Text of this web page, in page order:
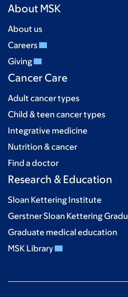
About MSK
About us
Careers
Giving
Cancer Care
Adult cancer types
Child & teen cancer types
Integrative medicine
Nutrition & cancer
Find a doctor
Research & Education
Sloan Kettering Institute
Gerstner Sloan Kettering
Graduate medical education
MSK Library